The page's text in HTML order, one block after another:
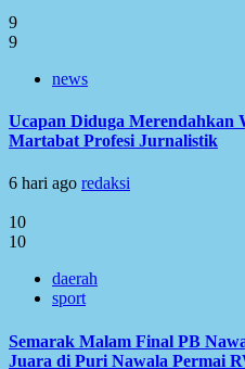
9
9
news
Ucapan Diduga Merendahkan
Martabat Profesi Jurnalistik
6 hari ago redaksi
10
10
daerah
sport
Semarak Malam Final PB
Juara di Puri Nawala Permai